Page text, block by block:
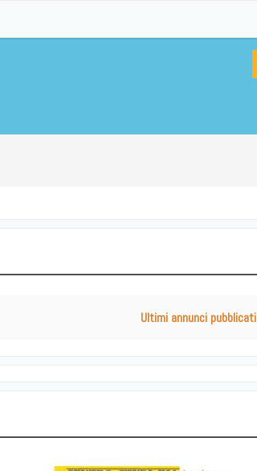
Ultimi annunci pubblicati